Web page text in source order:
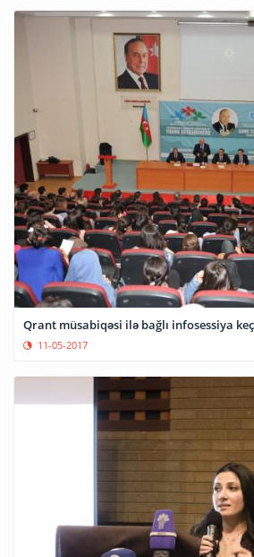
Qrant müsabiqəsi ilə bağlı infosessiya
11-05-2017